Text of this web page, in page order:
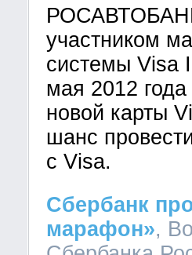
РОСАВТОБАНК
участником
системы Visa
мая 2012
новой карты
шанс
с Visa.
Сбербанк
марафон»,